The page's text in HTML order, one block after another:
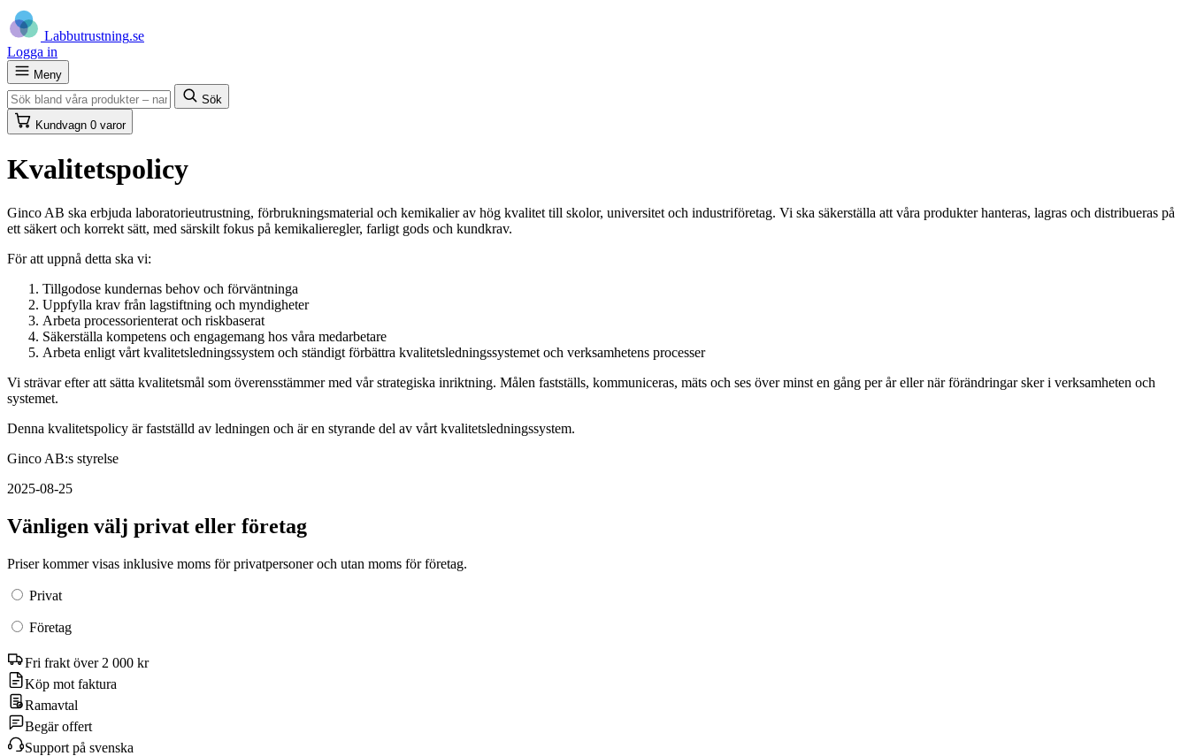
Labbutrustning.se
Logga in
Meny
Sök
Kundvagn 0 varor
Kvalitetspolicy
Ginco AB ska erbjuda laboratorieutrustning, förbrukningsmaterial och kemikalier av hög kvalitet till skolor, universitet och industriföretag. Vi ska säkerställa att våra produkter hanteras, lagras och distribueras på
ett säkert och korrekt sätt, med särskilt fokus på kemikalieregler, farligt gods och kundkrav.
För att uppnå detta ska vi:
Tillgodose kundernas behov och förväntninga
Uppfylla krav från lagstiftning och myndigheter
Arbeta processorienterat och riskbaserat
Säkerställa kompetens och engagemang hos våra medarbetare
Arbeta enligt vårt kvalitetsledningssystem och ständigt förbättra kvalitetsledningssystemet och verksamhetens processer
Vi strävar efter att sätta kvalitetsmål som överensstämmer med vår strategiska inriktning. Målen fastställs, kommuniceras, mäts och ses över minst en gång per år eller när förändringar sker i verksamheten och
systemet.
Denna kvalitetspolicy är fastställd av ledningen och är en styrande del av vårt kvalitetsledningssystem.
Ginco AB:s styrelse
2025-08-25
Vänligen välj privat eller företag
Priser kommer visas inklusive moms för privatpersoner och utan moms för företag.
Privat
Företag
Fri frakt över 2 000 kr
Köp mot faktura
Ramavtal
Begär offert
Support på svenska